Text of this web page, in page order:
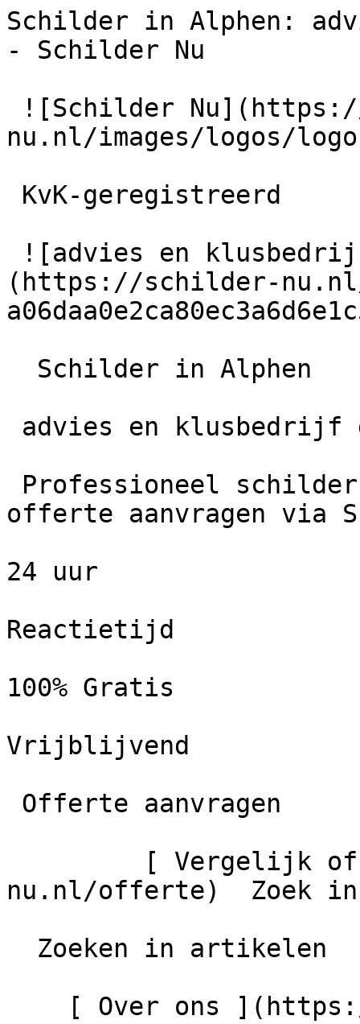
Schilder in Alphen:
- Schilder Nu
nu.nl/images/logos/
(https://schilder-nu.nl/
offerte aanvragen via
24 uur
Reactietijd
100% Gratis
Vrijblijvend
nu.nl/offerte)  Zoek